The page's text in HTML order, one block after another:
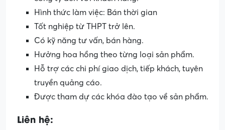
Hình thức làm việc: Bán thời gian
Tốt nghiệp từ THPT trở lên.
Có kỹ năng tư vấn, bán hàng.
Hưởng hoa hồng theo từng loại sản phẩm.
Hỗ trợ các chi phí giao dịch, tiếp khách, tuyên
truyền quảng cáo.
Được tham dự các khóa đào tạo về sản phẩm.
Liên hệ: